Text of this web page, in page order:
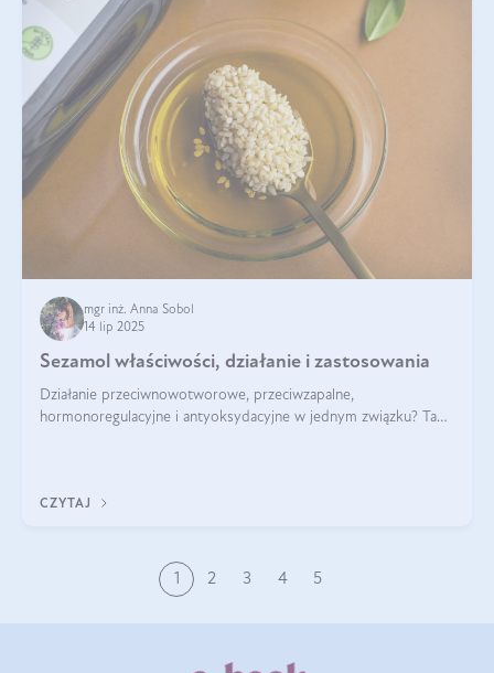
mgr inż. Anna Sobol
14 lip 2025
Sezamol właściwości, działanie i zastosowania
Działanie przeciwnowotworowe, przeciwzapalne,
hormonoregulacyjne i antyoksydacyjne w jednym związku? Tak
CZYTAJ
1 2 3 4 5